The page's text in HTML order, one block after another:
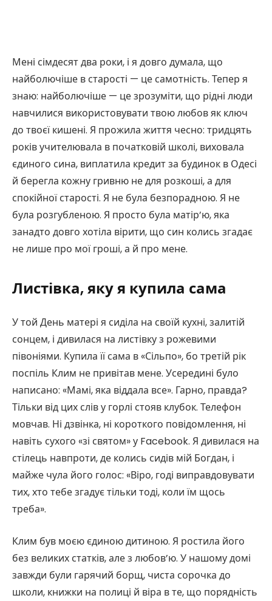
Мені сімдесят два роки, і я довго думала, що
найболючіше в старості — це самотність. Тепер я
знаю: найболючіше — це зрозуміти, що рідні люди
навчилися використовувати твою любов як ключ
до твоєї кишені. Я прожила життя чесно: тридцять
років учителювала в початковій школі, виховала
єдиного сина, виплатила кредит за будинок в Одесі
й берегла кожну гривню не для розкоші, а для
спокійної старості. Я не була безпорадною. Я не
була розгубленою. Я просто була матір’ю, яка
занадто довго хотіла вірити, що син колись згадає
не лише про мої гроші, а й про мене.
Листівка, яку я купила сама
У той День матері я сиділа на своїй кухні, залитій
сонцем, і дивилася на листівку з рожевими
півоніями. Купила її сама в «Сільпо», бо третій рік
поспіль Клим не привітав мене. Усередині було
написано: «Мамі, яка віддала все». Гарно, правда?
Тільки від цих слів у горлі стояв клубок. Телефон
мовчав. Ні дзвінка, ні короткого повідомлення, ні
навіть сухого «зі святом» у Facebook. Я дивилася на
стілець навпроти, де колись сидів мій Богдан, і
майже чула його голос: «Віро, годі виправдовувати
тих, хто тебе згадує тільки тоді, коли їм щось
треба».
Клим був моєю єдиною дитиною. Я ростила його
без великих статків, але з любов’ю. У нашому домі
завжди були гарячий борщ, чиста сорочка до
школи, книжки на полиці й віра в те, що порядність